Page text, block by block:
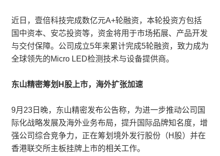
近日，壹倍科技完成数亿元A+轮融资，本轮投资方包括
国中资本、安芯投资等，资金将用于市场拓展、产品开发
与交付保障。公司成立5年来累计完成5轮融资，致力成为
全球领先的Micro LED检测技术与设备提供商。
东山精密筹划H股上市，海外扩张加速
9月23日晚，东山精密发布公告称，为进一步推动公司国
际化战略发展及海外业务布局，提升国际品牌知名度，增
强公司综合竞争力，正在筹划境外发行股份（H股）并在
香港联交所主板挂牌上市的相关工作。